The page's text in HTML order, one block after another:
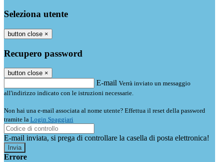
Seleziona utente
button close ×
Recupero password
button close ×
E-mail Verrà inviato un messaggio
all'indirizzo indicato con le istruzioni necessarie.
Non hai una e-mail associata al nome utente? Effettua il reset della password
tramite la Login Spaggiari
E-mail inviata, si prega di controllare la casella di posta elettronica!
Errore